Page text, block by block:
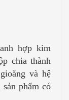
hợp kim
chia thành
và hệ
phẩm có